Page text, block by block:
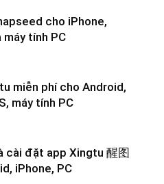
cho iPhone,
máy tính PC
miễn phí cho Android,
máy tính PC
cài đặt app Xingtu 醒图
iPhone, PC